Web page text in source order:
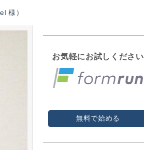
様）
お気軽にお試しください
無料で始める